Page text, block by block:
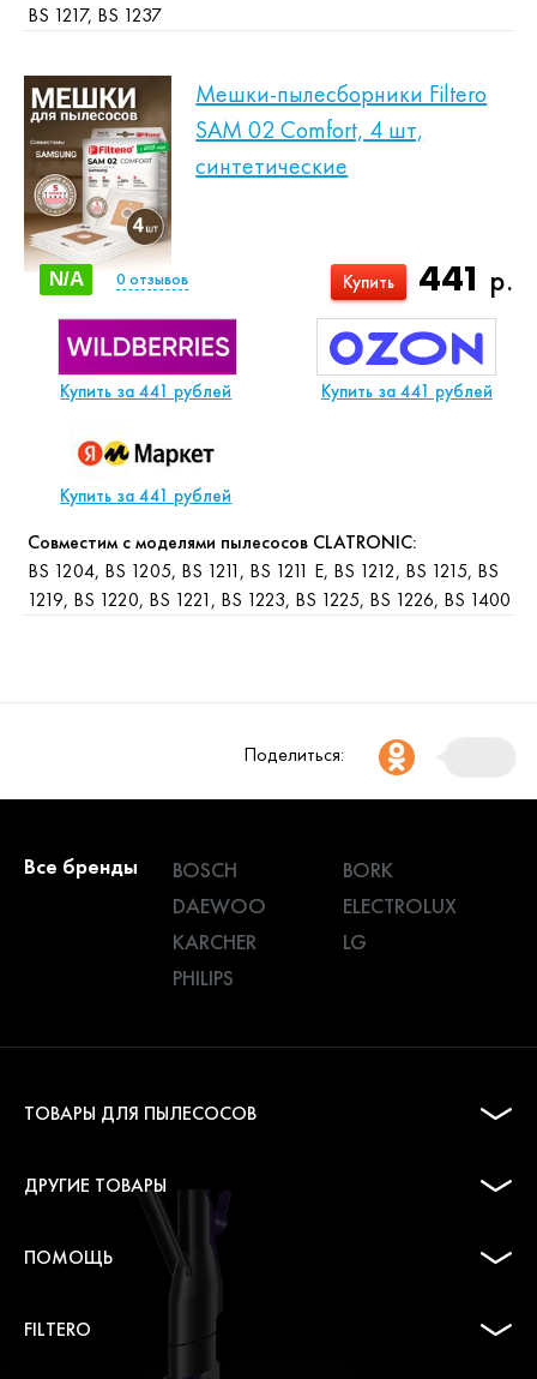
BS 1217, BS 1237
Мешки-пылесборники Filtero
SAM 02 Comfort, 4 шт,
синтетические
441 р.
Купить
N/A 0 отзывов
Купить за 441 рублей Купить за 441 рублей
Купить за 441 рублей
Совместим с моделями пылесосов CLATRONIC:
BS 1204, BS 1205, BS 1211, BS 1211 E, BS 1212, BS 1215, BS
1219, BS 1220, BS 1221, BS 1223, BS 1225, BS 1226, BS 1400
Поделиться:
Все бренды BOSCH
BORK
DAEWOO
ELECTROLUX
KARCHER
LG
PHILIPS
ТОВАРЫ ДЛЯ ПЫЛЕСОСОВ
ДРУГИЕ ТОВАРЫ
ПОМОЩЬ
FILTERO